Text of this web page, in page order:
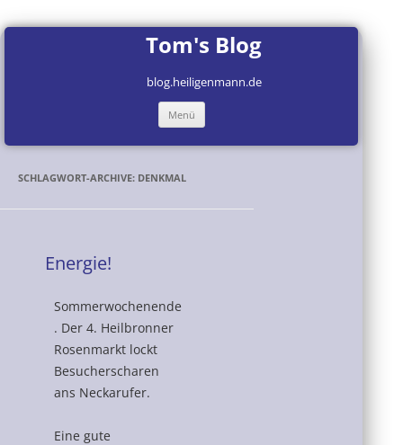
Tom's Blog
blog.heiligenmann.de
Menü Zum
springen
SCHLAGWORT-ARCHIVE: DENKMAL
Energie!
Sommerwochenende
. Der 4. Heilbronner
Rosenmarkt lockt
Besucherscharen
ans Neckarufer.
Eine gute